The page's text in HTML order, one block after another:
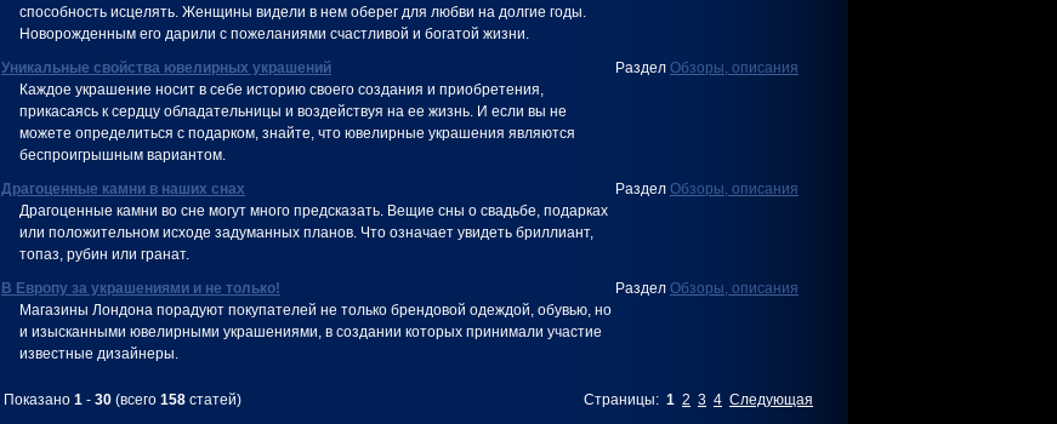
способность исцелять. Женщины видели в нем оберег для любви на долгие годы.
Новорожденным его дарили с пожеланиями счастливой и богатой жизни.
Уникальные свойства ювелирных украшений
Раздел Обзоры, описания
Каждое украшение носит в себе историю своего создания и приобретения,
прикасаясь к сердцу обладательницы и воздействуя на ее жизнь. И если вы не
можете определиться с подарком, знайте, что ювелирные украшения являются
беспроигрышным вариантом.
Драгоценные камни в наших снах
Раздел Обзоры, описания
Драгоценные камни во сне могут много предсказать. Вещие сны о свадьбе, подарках
или положительном исходе задуманных планов. Что означает увидеть бриллиант,
топаз, рубин или гранат.
В Европу за украшениями и не только!
Раздел Обзоры, описания
Магазины Лондона порадуют покупателей не только брендовой одеждой, обувью, но
и изысканными ювелирными украшениями, в создании которых принимали участие
известные дизайнеры.
Показано 1 - 30 (всего 158 статей) Страницы: 1 2 3 4 Следующая